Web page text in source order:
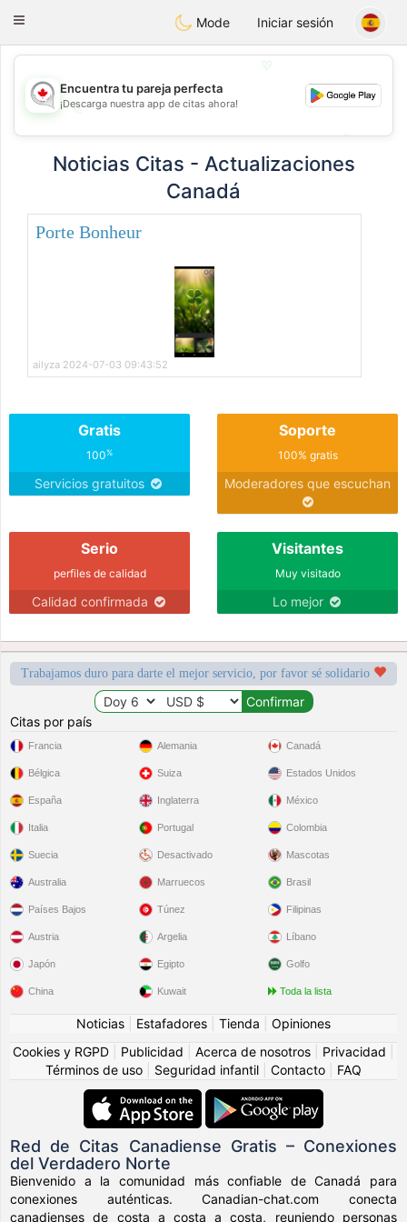
CANADIAN chat
Toggle
Mode Iniciar sesión
💖
💕
Encuentra tu pareja perfecta
¡Descarga nuestra app de citas ahora!
Noticias Citas - Actualizaciones
Canadá
Porte Bonheur
ailyza 2024-07-03 09:43:52
Gratis
100%
Servicios gratuitos
Soporte
100% gratis
Moderadores que escuchan
Serio
perfiles de calidad
Calidad confirmada
Visitantes
Muy visitado
Lo mejor
Trabajamos duro para darte el mejor servicio, por favor sé solidario
Citas por país
Francia
Bélgica
España
Italia
Suecia
Alemania
Suiza
Inglaterra
Portugal
Desactivado
Canadá
Estados Unidos
México
Colombia
Mascotas
Australia
Países Bajos
Austria
Japón
China
Marruecos
Túnez
Argelia
Egipto
Kuwait
Brasil
Filipinas
Líbano
Golfo
Toda la lista
Noticias Estafadores Tienda
Opiniones
Cookies y RGPD
Publicidad Acerca de nosotros Privacidad
Términos de uso
Seguridad infantil Contacto FAQ
Red de Citas Canadiense Gratis – Conexiones
del Verdadero Norte
Bienvenido a la comunidad más confiable de Canadá para
conexiones auténticas. Canadian-chat.com conecta
canadienses de costa a costa a costa, reuniendo personas